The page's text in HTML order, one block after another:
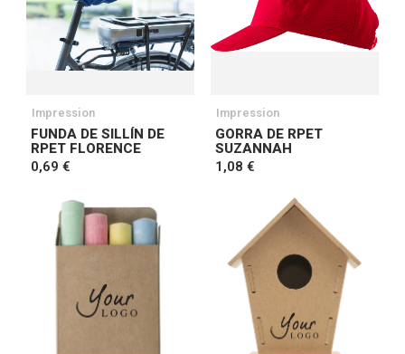
Impression
FUNDA DE SILLÍN DE
RPET FLORENCE
0,69 €
Impression
GORRA DE RPET
SUZANNAH
1,08 €